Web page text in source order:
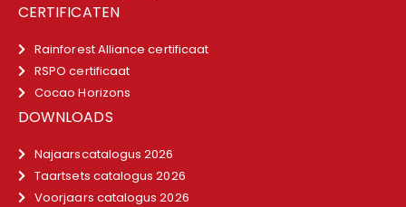
CERTIFICATEN
Rainforest Alliance certificaat
RSPO certificaat
Cocao Horizons
DOWNLOADS
Najaarscatalogus 2026
Taartsets catalogus 2026
Voorjaars catalogus 2026